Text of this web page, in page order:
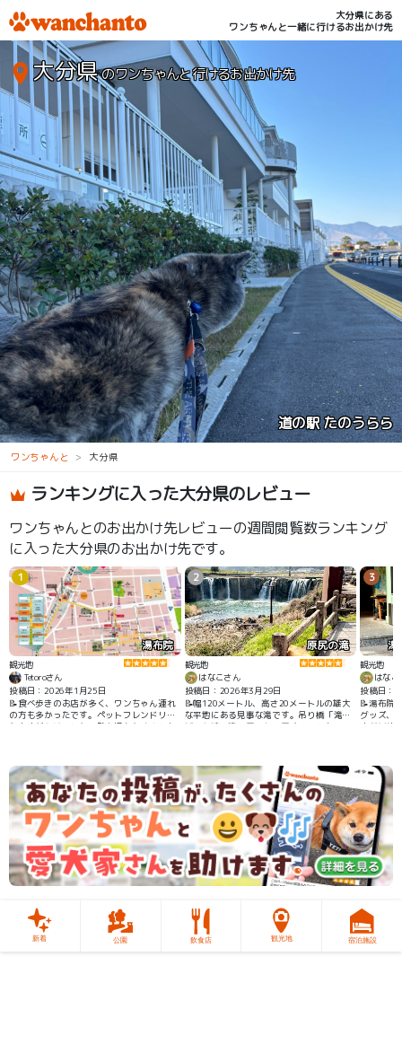
大分県にある
ワンちゃんと一緒に行けるお出かけ先
道の駅 たのうらら
大分県のワンちゃんと行けるお出かけ先
ワンちゃんと 大分県
ランキングに入った大分県のレビュー
ワンちゃんとのお出かけ先レビューの週間閲覧数ランキング
に入った大分県のお出かけ先です。
1
湯布院
観光地
Tetoroさん
投稿日：2026年1月25日
📝食べ歩きのお店が多く、ワンちゃん連れ
の方も多かったです。ペットフレンドリー
なお店だらけでした。駐車場もたくさんあ
2
原尻の滝
観光地
はなこさん
投稿日：2026年3月29日
📝幅120メートル、高さ20メートルの雄大
な平地にある見事な滝です。吊り橋「滝見
橋」を渡り滝の周りを一周することもで
席でワンコ🆗です。
3
湯
観光地
はなこ
投稿日：
📝湯布院
グッズ、
店が妖精
犬屋敷」
ッズがた
新着 公園 飲食店 観光地 宿泊施設